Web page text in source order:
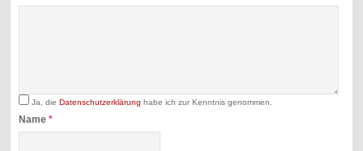
Ja, dieDatenschutzerklärung habe ich zur Kenntnis genommen.
Name*